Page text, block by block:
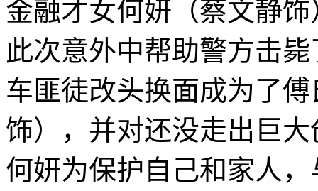
金融才女何妍（蔡文静
此次意外中帮助警方击
车匪徒改头换面成为了
饰），并对还没走出巨
何妍为保护自己和家人